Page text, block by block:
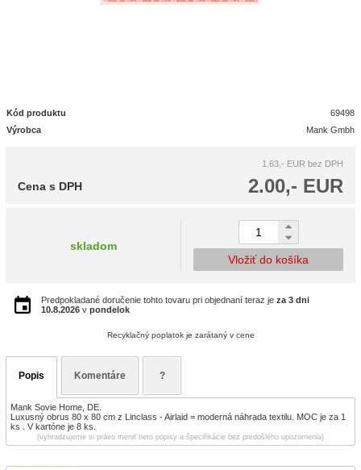
Kód produktu
69498
Výrobca
Mank Gmbh
1.63,- EUR bez DPH
2.00,- EUR
Cena s DPH
skladom
Vložiť do košíka
Predpokladané doručenie tohto tovaru pri objednaní teraz je za 3 dni
10.8.2026 v pondelok
Recyklačný poplatok je zarátaný v cene
Popis Komentáre ?
Mank Sovie Home, DE.
Luxusný obrus 80 x 80 cm z Linclass - Airlaid = moderná náhrada textilu. MOC je za 1
ks . V kartóne je 8 ks.
(vyhradzujeme si právo meniť tieto popisy a špecifikácie bez predošlého upozornenia)